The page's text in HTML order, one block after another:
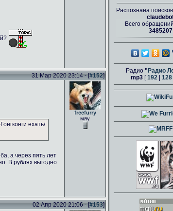
31 Мар 2020 23:14 - [#152]
ехать/
а через пять лет
В рублях выгодно
freefurry
мяу
02 Апр 2020 21:06 - [#153]
Распознана
Всего
3485207
Радио " Радио
mp3 [192 128